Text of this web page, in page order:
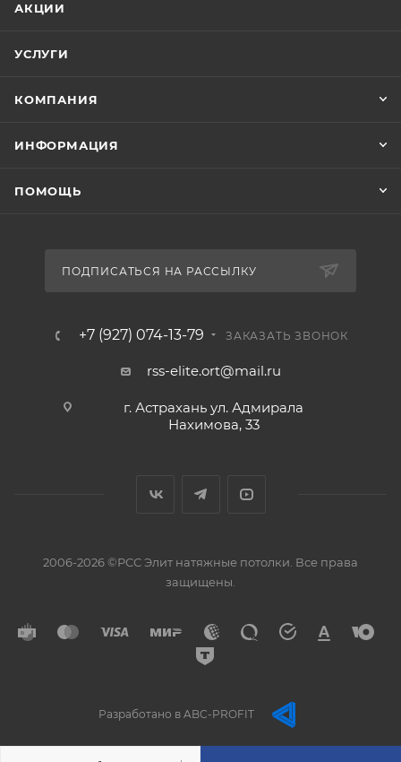
АКЦИИ
УСЛУГИ
КОМПАНИЯ
ИНФОРМАЦИЯ
ПОМОЩЬ
ПОДПИСАТЬСЯ НА РАССЫЛКУ
+7 (927) 074-13-79 ЗАКАЗАТЬ ЗВОНОК
rss-elite.ort@mail.ru
г. Астрахань ул. Адмирала
Нахимова, 33
2006-2026 ©РСС Элит натяжные потолки. Все права
защищены.
Разработано в ABC-PROFIT